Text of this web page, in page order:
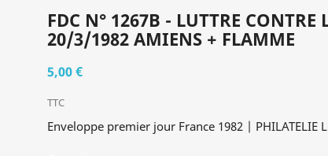
FDC N° 1267B - LUTTRE CONTRE
20/3/1982 AMIENS + FLAMME
5,00 €
TTC
Enveloppe premier jour France 1982 | PHILATELIE